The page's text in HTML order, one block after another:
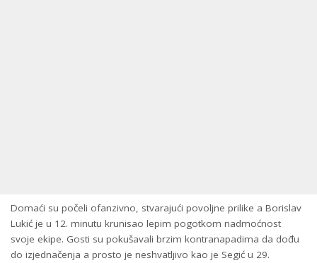
Domaći su počeli ofanzivno, stvarajući povoljne prilike a Borislav
Lukić je u 12. minutu krunisao lepim pogotkom nadmoćnost
svoje ekipe. Gosti su pokušavali brzim kontranapadima da dođu
do izjednačenja a prosto je neshvatljivo kao je Segić u 29.